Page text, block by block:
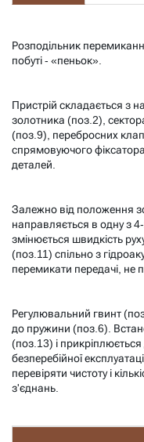
Розподільник
побуті - «пеньок».
Пристрій складається з
золотника (поз.2),
(поз.9), перебросних
спрямовуючого
деталей.
Залежно від положення
направляється в одну з
змінюється швидкість
(поз.11) спільно з
перемикати передачі, не
Регулювальний гвинт
до пружини (поз.6).
(поз.13) і
безперебійної
перевіряти чистоту і
з'єднань.